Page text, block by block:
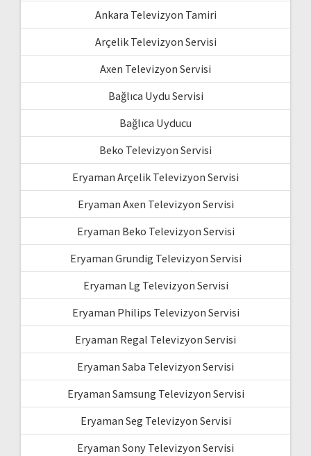
Ankara Televizyon Tamiri
Arçelik Televizyon Servisi
Axen Televizyon Servisi
Bağlıca Uydu Servisi
Bağlıca Uyducu
Beko Televizyon Servisi
Eryaman Arçelik Televizyon Servisi
Eryaman Axen Televizyon Servisi
Eryaman Beko Televizyon Servisi
Eryaman Grundig Televizyon Servisi
Eryaman Lg Televizyon Servisi
Eryaman Philips Televizyon Servisi
Eryaman Regal Televizyon Servisi
Eryaman Saba Televizyon Servisi
Eryaman Samsung Televizyon Servisi
Eryaman Seg Televizyon Servisi
Eryaman Sony Televizyon Servisi